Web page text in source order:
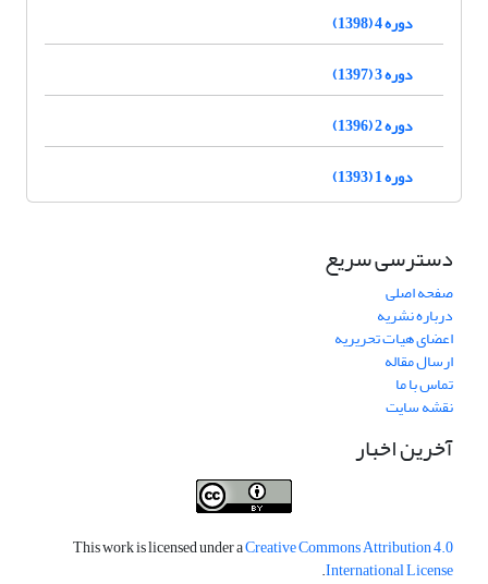
دوره 4 (1398)
دوره 3 (1397)
دوره 2 (1396)
دوره 1 (1393)
دسترسی سریع
صفحه اصلی
درباره نشریه
اعضای هیات تحریریه
ارسال مقاله
تماس با ما
نقشه سایت
آخرین اخبار
This work is licensed under aCreative Commons Attribution 4.0
International License
.